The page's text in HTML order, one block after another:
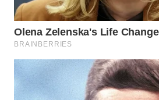
KONSUMEN
WAHANA
LISTRIK
TRAVEL